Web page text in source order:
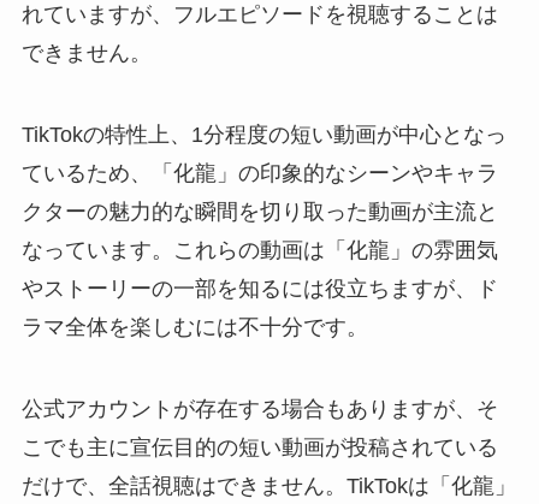
れていますが、フルエピソードを視聴することは
できません。
TikTokの特性上、1分程度の短い動画が中心となっ
ているため、「化龍」の印象的なシーンやキャラ
クターの魅力的な瞬間を切り取った動画が主流と
なっています。これらの動画は「化龍」の雰囲気
やストーリーの一部を知るには役立ちますが、ド
ラマ全体を楽しむには不十分です。
公式アカウントが存在する場合もありますが、そ
こでも主に宣伝目的の短い動画が投稿されている
だけで、全話視聴はできません。TikTokは「化龍」